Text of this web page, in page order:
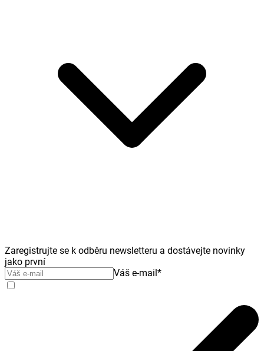
Zaregistrujte se k odběru newsletteru a dostávejte novinky
jako první
Váš e-mail*